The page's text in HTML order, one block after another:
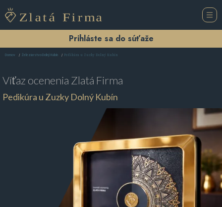
Prihláste sa do súťaže
Domov Železiarstvo Dolný Kubín Pedikúra u Zuzky Dolný Kubín
Víťaz ocenenia Zlatá Firma
Pedikúra u Zuzky Dolný Kubín